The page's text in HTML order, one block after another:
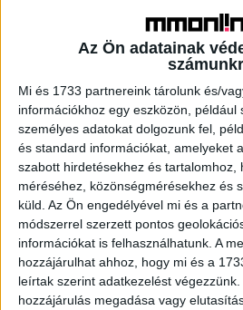
Az Ön adatainak
Mi és 1733 partnereink tárolunk és/
információkhoz egy eszközön, például
személyes adatokat dolgozunk fel,
és standard információkat, amelyeket
szabott hirdetésekhez és tartalomhoz,
méréséhez, közönségmérésekhez és
küld. Az Ön engedélyével mi és a
módszerrel szerzett pontos
információkat is felhasználhatunk. A
hozzájárulhat ahhoz, hogy mi és a
leírtak szerint adatkezelést
hozzájárulás megadása vagy
Ennek nyilván az is az oka, hogy a
streamingszolgáltatások
internet-előfizetésre, márpedig a
A felhasználók számának
érdekes adat, hogy egyre többen
nem csupán egyetlen csatornára
streaminghasználók mintegy fele
tűzben”, és 2-4 csatornát is
Ezt a fogyasztói viselkedést
streamingszolgáltatások árai
jutányosak. Miközben a